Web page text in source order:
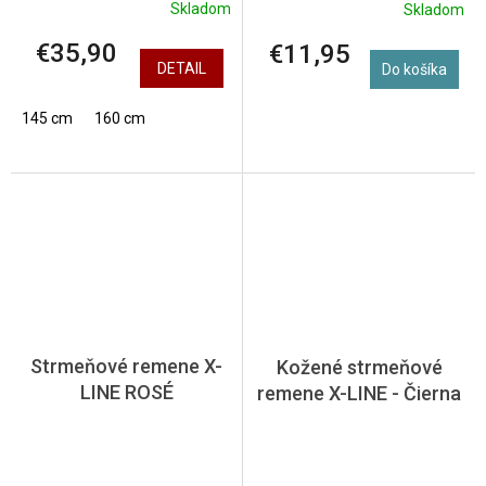
Skladom
€35,90 DETAIL
145 cm 160 cm
Skladom
€11,95 Do košíka
Strmeňové remene X-
LINE ROSÉ
Kožené strmeňové
remene X-LINE - Čierna